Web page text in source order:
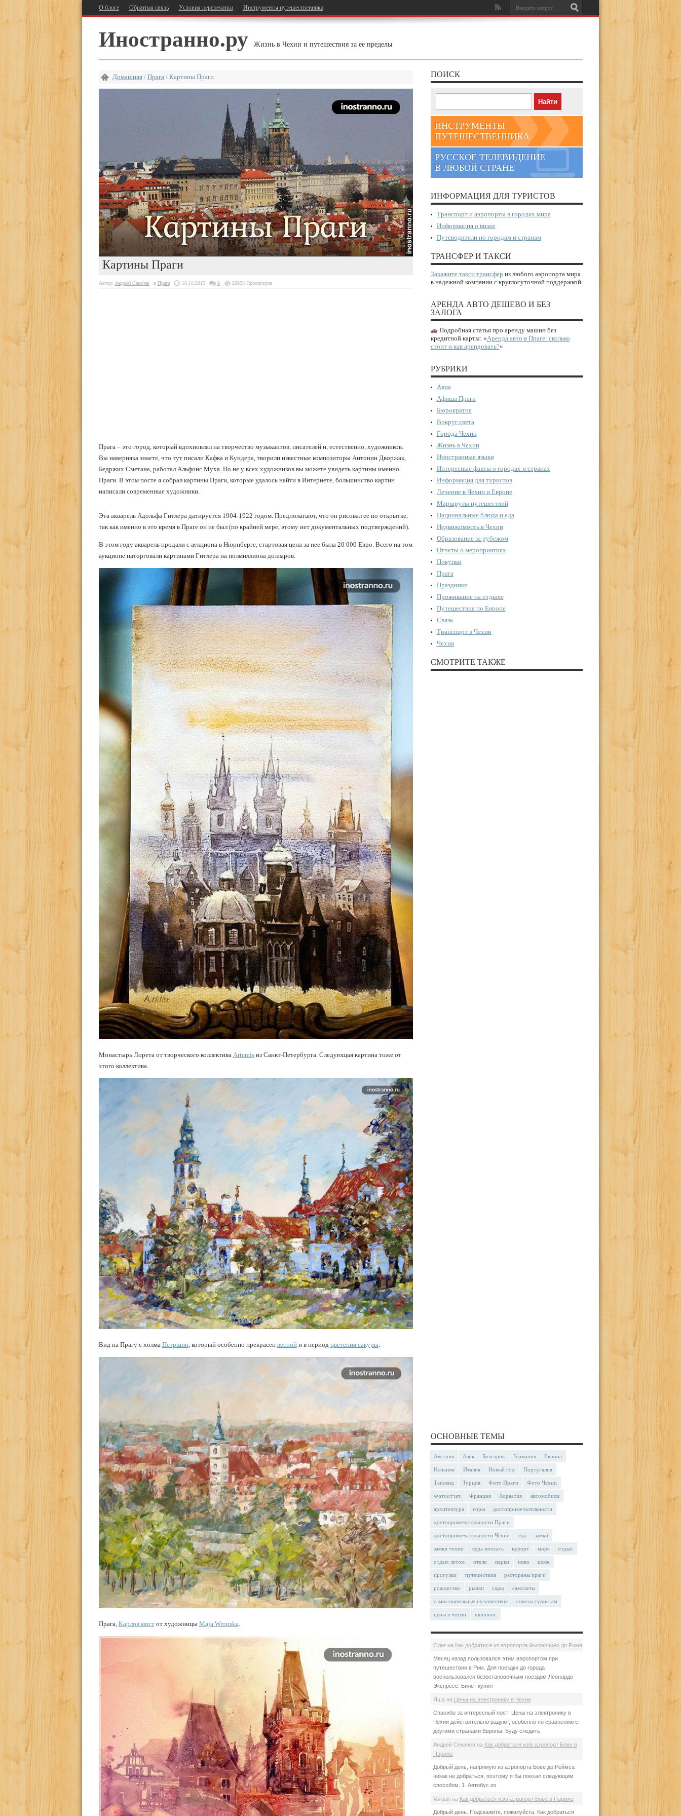
О блоге Обратная связь Условия перепечатки Инструменты путешественника
Иностранно.ру Жизнь в Чехии и путешествия за ее пределы
Домашняя/ Прага/ Картины Праги
Картины Праги
Автор: Андрей Секачев в Прага 16.10.2015 0 20893 Просмотров
Прага – это город, который вдохновлял на творчество музыкантов, писателей и, естественно, художников.
Вы наверняка знаете, что тут писали Кафка и Кундера, творили известные композиторы Антонин Дворжак,
Бедржих Сметана, работал Альфонс Муха. Но не у всех художников вы можете увидеть картины именно
Праги. В этом посте я собрал картины Праги, которые удалось найти в Интернете, большинство картин
написали современные художники.
Эта акварель Адольфа Гитлера датируется 1904-1922 годом. Предполагают, что он рисовал ее по открытке,
так как именно в это время в Праге он не был (по крайней мере, этому нет документальных подтверждений).
В этом году акварель продали с аукциона в Нюрнберге, стартовая цена за нее была 20 000 Евро. Всего на том
аукционе наторговали картинами Гитлера на полмиллиона долларов.
Монастырь Лорета от творческого коллектива Artemisиз Санкт-Петербурга. Следующая картина тоже от
этого коллектива.
Вид на Прагу с холма Петршин, который особенно прекрасен веснойи в период цветения сакуры.
Прага, Карлов мостот художницы Maja Wronska
ПОИСК
ИНСТРУМЕНТЫ
ПУТЕШЕСТВЕННИКА
РУССКОЕ ТЕЛЕВИДЕНИЕ
В ЛЮБОЙ СТРАНЕ
ИНФОРМАЦИЯ ДЛЯ ТУРИСТОВ
Транспорт и аэропорты в городах мира
Информация о визах
Путеводители по городам и странам
ТРАНСФЕР И ТАКСИ
Закажите такси трансфер из любого аэропорта мира
в надежной компании с круглосуточной поддержкой.
АРЕНДА АВТО ДЕШЕВО И БЕЗ
ЗАЛОГА
Подробная статья про аренду машин без
кредитной карты: «Аренда авто в Праге: сколько
стоит и как арендовать?«
РУБРИКИ
Авиа
Афиша Праги
Бюрократия
Вокруг света
Города Чехии
Жизнь в Чехии
Иностранные языки
Интересные факты о городах и странах
Информация для туристов
Лечение в Чехии и Европе
Маршруты путешествий
Национальные блюда и еда
Недвижимость в Чехии
Образование за рубежом
Отчеты о мероприятиях
Покупки
Прага
Праздники
Проживание на отдыхе
Путешествия по Европе
Связь
Транспорт в Чехии
Чехия
СМОТРИТЕ ТАКЖЕ
ОСНОВНЫЕ ТЕМЫ
Австрия Азия Болгария Германия Европа
Испания Италия Новый год Португалия
Таиланд Турция Фото Праги Фото Чехии
Фотоотчет Франция Хорватия автомобили
архитектура горы достопримечательности
достопримечательности Праги
достопримечательности Чехии еда замки
замки чехии куда поехать курорт море отдых
отдых летом отели парки пиво пляж
прогулки путешествия рестораны праги
рождество рынки сады самолеты
самостоятельные путешествия советы туристам
цены в чехии шоппинг
Олегна Как добраться из аэропорта Фьюмичино до Рима
Месяц назад пользовался этим аэропортом при
путешествии в Рим. Для поездки до города
воспользовался безостановочным поездом Леонардо
Экспресс. Билет купил
Яша на Цены на электронику в Чехии
Спасибо за интересный пост! Цены на электронику в
Чехии действительно радуют, особенно по сравнению с
другими странами Европы. Буду следить
Андрей Секачев на Как добраться из/в аэропорт Бове в
Париже
Добрый день, напрямую из аэропорта Бове до Реймса
никак не добраться, поэтому я бы поехал следующим
способом. 1. Автобус из
Vardanна Как добраться из/в аэропорт Бове в Париже
Добрый день. Подскажите, пожалуйста. Как добраться